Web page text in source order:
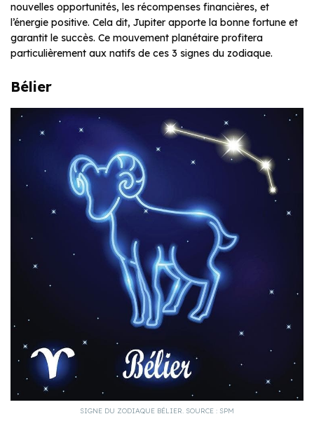
nouvelles opportunités, les récompenses financières, et
l’énergie positive. Cela dit, Jupiter apporte la bonne fortune et
garantit le succès. Ce mouvement planétaire profitera
particulièrement aux natifs de ces 3 signes du zodiaque.
Bélier
SIGNE DU ZODIAQUE BÉLIER. SOURCE : SPM